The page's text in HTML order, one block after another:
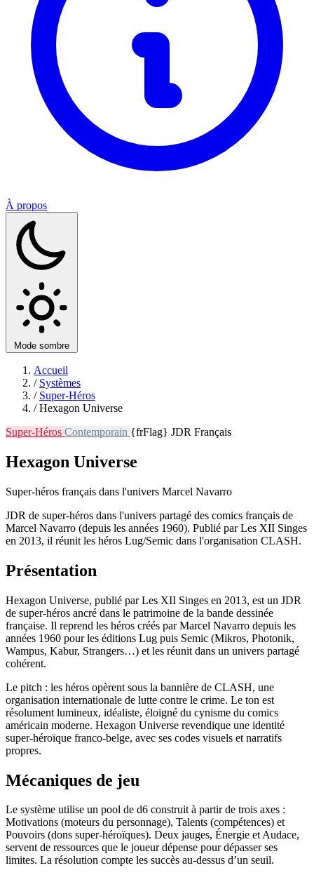
À propos
Mode sombre
Accueil
/ Systèmes
/ Super-Héros
/ Hexagon Universe
Super-Héros Contemporain {frFlag} JDR Français
Hexagon Universe
Super-héros français dans l'univers Marcel Navarro
JDR de super-héros dans l'univers partagé des comics français de
Marcel Navarro (depuis les années 1960). Publié par Les XII Singes
en 2013, il réunit les héros Lug/Semic dans l'organisation CLASH.
Présentation
Hexagon Universe, publié par Les XII Singes en 2013, est un JDR
de super-héros ancré dans le patrimoine de la bande dessinée
française. Il reprend les héros créés par Marcel Navarro depuis les
années 1960 pour les éditions Lug puis Semic (Mikros, Photonik,
Wampus, Kabur, Strangers…) et les réunit dans un univers partagé
cohérent.
Le pitch : les héros opèrent sous la bannière de CLASH, une
organisation internationale de lutte contre le crime. Le ton est
résolument lumineux, idéaliste, éloigné du cynisme du comics
américain moderne. Hexagon Universe revendique une identité
super-héroïque franco-belge, avec ses codes visuels et narratifs
propres.
Mécaniques de jeu
Le système utilise un pool de d6 construit à partir de trois axes :
Motivations (moteurs du personnage), Talents (compétences) et
Pouvoirs (dons super-héroïques). Deux jauges, Énergie et Audace,
servent de ressources que le joueur dépense pour dépasser ses
limites. La résolution compte les succès au-dessus d’un seuil.